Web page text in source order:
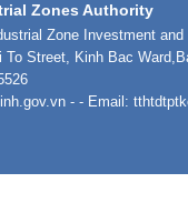
Zones Authority
Zone Investment
To Street, Kinh Bac
- - Email: